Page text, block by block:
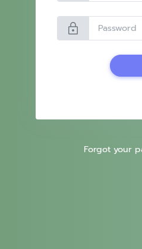
lock
Forgot your